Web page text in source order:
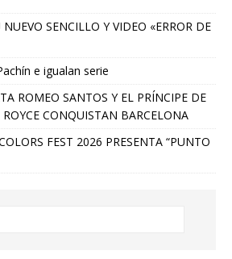
SENCILLO Y VIDEO «ERROR DE
e igualan serie
ROMEO SANTOS Y EL PRÍNCIPE DE
CONQUISTAN BARCELONA
FEST 2026 PRESENTA “PUNTO